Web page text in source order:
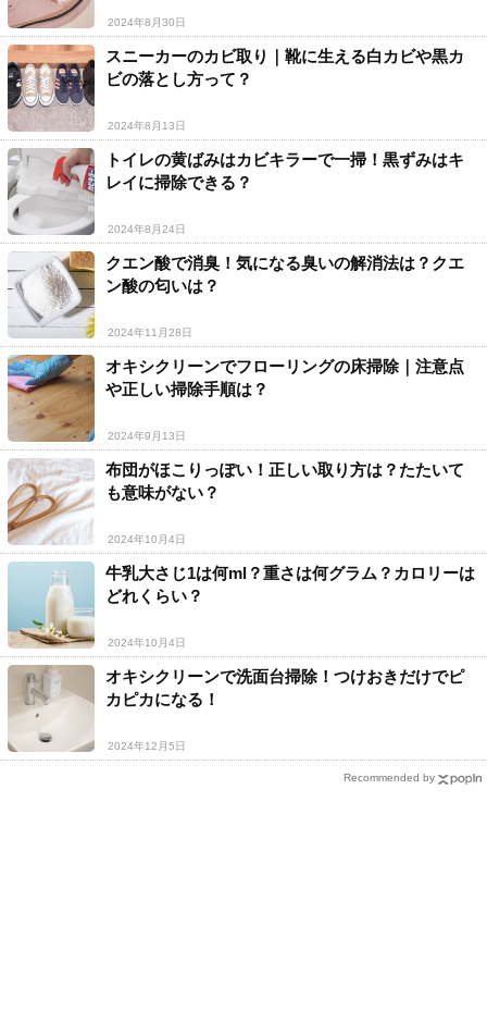
2024年8月30日
スニーカーのカビ取り｜靴に生える白カビや黒カ
ビの落とし方って？
2024年8月13日
トイレの黄ばみはカビキラーで一掃！黒ずみはキ
レイに掃除できる？
2024年8月24日
クエン酸で消臭！気になる臭いの解消法は？クエ
ン酸の匂いは？
2024年11月28日
オキシクリーンでフローリングの床掃除｜注意点
や正しい掃除手順は？
2024年9月13日
布団がほこりっぽい！正しい取り方は？たたいて
も意味がない？
2024年10月4日
牛乳大さじ1は何ml？重さは何グラム？カロリーは
どれくらい？
2024年10月4日
オキシクリーンで洗面台掃除！つけおきだけでピ
カピカになる！
2024年12月5日
Recommended by